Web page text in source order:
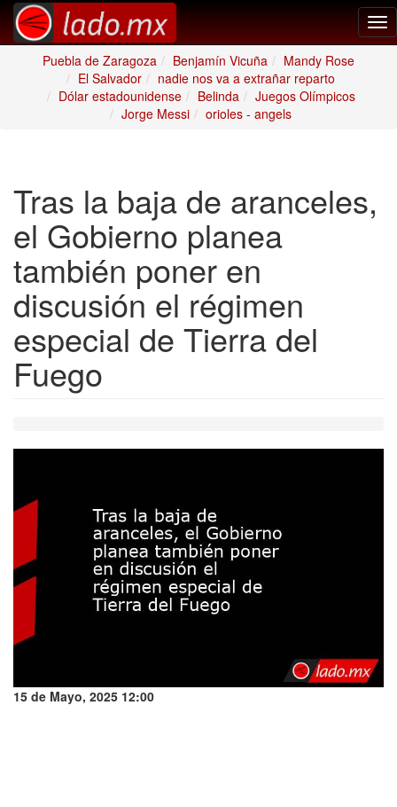
Puebla de Zaragoza
Benjamín Vicuña
Mandy Rose
El Salvador
nadie nos va a extrañar reparto
Dólar estadounidense
Belinda
Juegos Olímpicos
Jorge Messi
orioles - angels
Tras la baja de aranceles,
el Gobierno planea
también poner en
discusión el régimen
especial de Tierra del
Fuego
15 de Mayo, 2025 12:00